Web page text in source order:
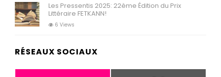
Les Pressentis 2025: 22ème Édition du Prix
Littéraire FETKANN!
6 Views
RÉSEAUX SOCIAUX